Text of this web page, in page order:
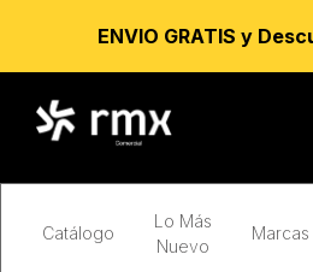
Catálogo
Lo Más
Nuevo
Marcas
ENVIO GRATIS y